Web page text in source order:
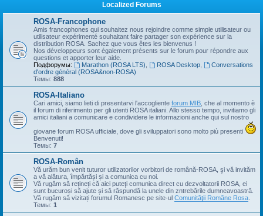
Localized Forums
ROSA-Francophone
Amis francophones qui souhaitez nous rejoindre comme simple utilisateur ou
utilisateur expérimenté souhaitant faire partager son expérience sur la
distribution ROSA. Sachez que vous êtes les bienvenus !
Nos développeurs sont également présents sur le forum pour répondre aux
questions et apporter leur aide.
Подфорумы:
Marathon (ROSA LTS) ROSA Desktop,
Conversations
d'ordre général (ROSA&non-ROSA)
Темы: 888
ROSA-Italiano
Cari amici, siamo lieti di presentarvi l'accogliente forum MIB , che al momento è
il forum di riferimento per gli utenti ROSA italiani. Allo stesso tempo, invitiamo gli
amici italiani a comunicare e condividere le informazioni anche qui sul nostro
giovane forum ROSA ufficiale, dove gli sviluppatori sono molto più presenti
Benvenuti!
Темы: 7
ROSA-Român
Vă urăm bun venit tuturor utilizatorilor vorbitori de română-ROSA, şi vă invităm
a vă alătura, împărtăși și a comunica cu noi.
Vă rugăm să rețineți că aici puteţi comunica direct cu dezvoltatorii ROSA, ei
sunt bucuroși să ajute și să răspundă la unele din zntrebările dumneavoastră.
Vă rugăm să vizitați forumul Romanesc pe site-ul Comunităţii Române Rosa
Темы: 1